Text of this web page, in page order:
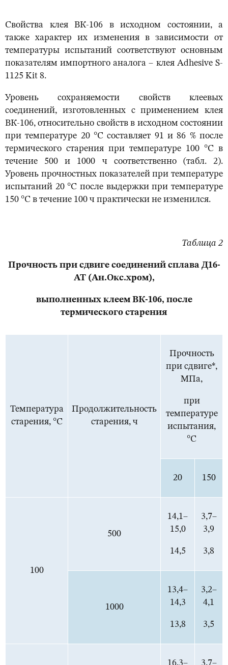
Свойства клея ВК-106 в исходном состоянии, а
также характер их изменения в зависимости от
температуры испытаний соответствуют основным
показателям импортного аналога – клея Adhesive S-
1125 Kit 8.
Уровень сохраняемости свойств клеевых
соединений, изготовленных с применением клея
ВК-106, относительно свойств в исходном состоянии
при температуре 20 °С составляет 91 и 86 % после
термического старения при температуре 100 °С в
течение 500 и 1000 ч соответственно (табл. 2).
Уровень прочностных показателей при температуре
испытаний 20 °С после выдержки при температуре
150 °С в течение 100 ч практически не изменился.
Таблица 2
Прочность при сдвиге соединений сплава Д16-
АТ (Ан.Окс.хром),
выполненных клеем ВК-106, после
термического старения
Температура
старения, °С
Продолжительность
старения, ч
Прочность
при сдвиге*,
МПа,
при
температуре
испытания,
°С
20 150
100
500
14,1–
15,0
14,5
3,7–
3,9
3,8
1000
13,4–
14,3
13,8
3,2–
4,1
3,5